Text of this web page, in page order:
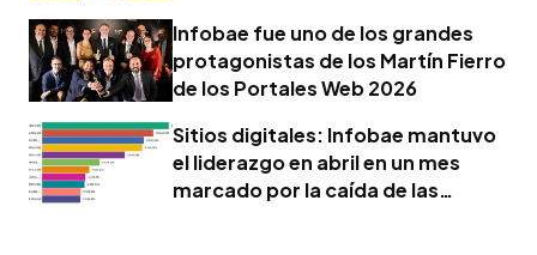
Infobae fue uno de los grandes
protagonistas de los Martín Fierro
de los Portales Web 2026
Sitios digitales: Infobae mantuvo
el liderazgo en abril en un mes
marcado por la caída de las